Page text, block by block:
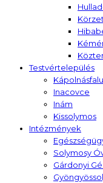
Testvértelepülés
Kápolnásfalu
Inacovce
Inám
Kissolymos
Intézmények
Solymosy
Gárdonyi